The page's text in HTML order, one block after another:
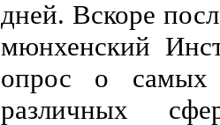
дней. Вскоре
мюнхенский
опрос о
различных